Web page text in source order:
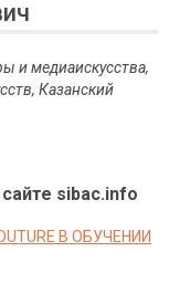
и медиаискусства,
Казанский
sibac.info
В ОБУЧЕНИИ